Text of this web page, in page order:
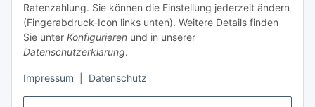
Ratenzahlung. Sie können die Einstellung jederzeit ändern
(Fingerabdruck-Icon links unten). Weitere Details finden
Sie unter Konfigurieren und in unserer
Datenschutzerklärung.
Impressum Datenschutz